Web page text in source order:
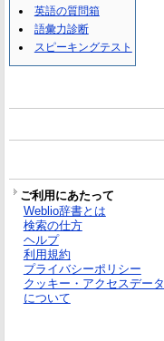
英語の質問箱
語彙力診断
スピーキングテスト
ご利用にあたって
Weblio辞書とは
検索の仕方
ヘルプ
利用規約
プライバシーポリシー
クッキー・アクセスデータ
について